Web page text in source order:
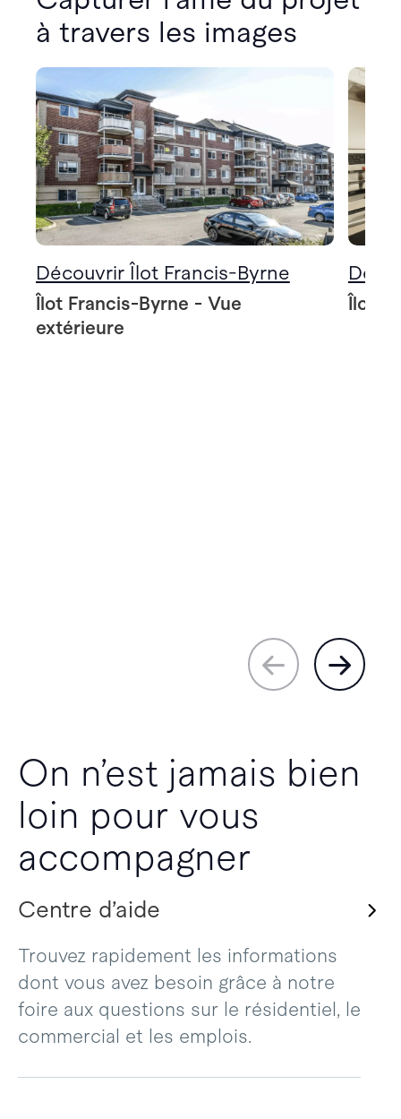
à travers les images
Découvrir Îlot Francis-Byrne
Îlot Francis-Byrne - Vue
extérieure
Îlot
On n’est jamais bien
loin pour vous
accompagner
Centre d’aide
Trouvez rapidement les informations
dont vous avez besoin grâce à notre
foire aux questions sur le résidentiel, le
commercial et les emplois.